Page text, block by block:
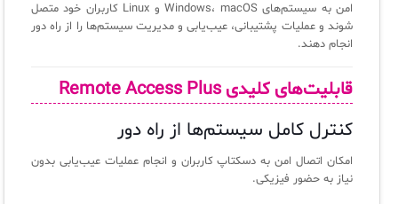
امن به سیستم‌های Windows، macOS و Linux کاربران خود متصل
شوند و عملیات پشتیبانی، عیب‌یابی و مدیریت سیستم‌ها را از راه دور
انجام دهند.
قابلیت‌های کلیدی Remote Access Plus
کنترل کامل سیستم‌ها از راه دور
امکان اتصال امن به دسکتاپ کاربران و انجام عملیات عیب‌یابی بدون
نیاز به حضور فیزیکی.
مدیریت خدمات سازمانی
سرویس دسک پلاس MSP
اندپوینت سنترال [سامانه مدیریت نقاط پایانی]
◆
مدیریت خدمات منابع انسانی
CIs Control
مجموعه راهکارهای آیناک
آموزش سیستم مدیریت خدمات فناوری اطلاعات
نکته‌های کلیدی برای مدیر انفورماتیک
آموزش‌ ویدیویی مفاهیم سرویس دسک
◆